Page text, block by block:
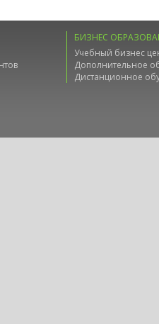
БИЗНЕС
Учебный бизнес
Дополнительное
Дистанционное